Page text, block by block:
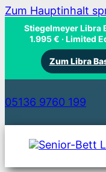
Zum Hauptinhalt
Stiegelmeyer Libra
1.995 € · Limited
Zum Libra
05136 9760 199